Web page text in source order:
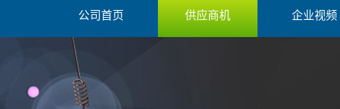
公司首页 供应商机 企业视频